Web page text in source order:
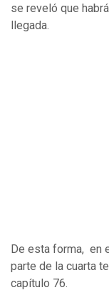
se reveló que
llegada.
De esta forma, en
parte de la cuarta
capítulo 76.